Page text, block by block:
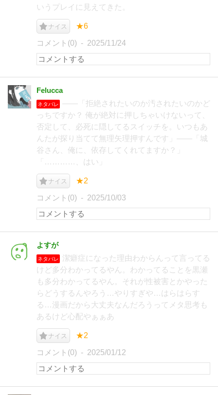
いうプレイに見えてきた。
ナイス ★6
コメント(0) 2025/11/24
Felucca
ネタバレ
――「拒絶されたいのか汚されたいのかど
っちですか？ 俺が絶対に押しちゃいけないって、
否定して、必死に隠してるスイッチを。いつもあ
んたが探り当てて無理矢理押すんです」――「城
谷さん、俺に、依存してくれてますか？」
「…………、はい」
ナイス ★2
コメント(0) 2025/10/03
よすが
ネタバレ
潔癖症になった理由わからんって言ってる
けど多分わかってるやん。わかってることを黒瀬
も多分わかってるやん。それが性被害とかやった
らどうするんやろう…やりすぎや…はらはらす
る…漫画だから大丈夫なんだろうってメタ思考も
あるけど心配やぁぁあ
ナイス ★2
コメント(0) 2025/01/12